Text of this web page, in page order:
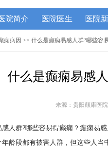
院简介 医院医生 医院
痫病因 >> 什么是癫痫易感人群?哪些容
什么是癫痫易感
来源：贵阳颠康医院
人群?哪些容易得癫痫？癫痫易
龄段都有被害人群，但这些人当